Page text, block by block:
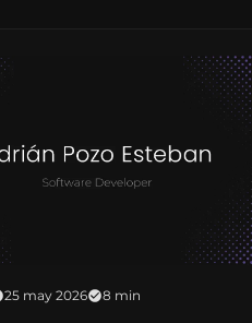
25 may 2026 8 min